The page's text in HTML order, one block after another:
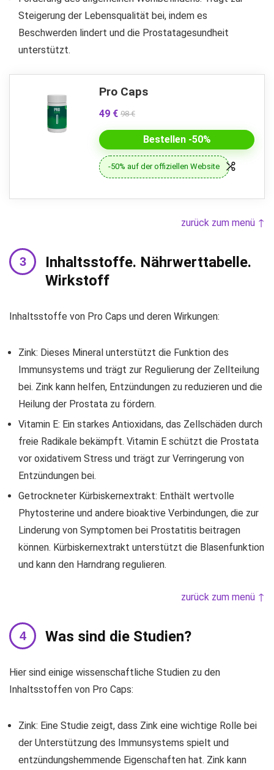
Steigerung der Lebensqualität bei, indem es
Beschwerden lindert und die Prostatagesundheit
unterstützt.
Pro Caps
49 € 98 €
Bestellen -50%
-50% auf der offiziellen Website
zurück zum menü ↑
Inhaltsstoffe. Nährwerttabelle.
Wirkstoff
Inhaltsstoffe von Pro Caps und deren Wirkungen:
Zink: Dieses Mineral unterstützt die Funktion des
Immunsystems und trägt zur Regulierung der Zellteilung
bei. Zink kann helfen, Entzündungen zu reduzieren und die
Heilung der Prostata zu fördern.
Vitamin E: Ein starkes Antioxidans, das Zellschäden durch
freie Radikale bekämpft. Vitamin E schützt die Prostata
vor oxidativem Stress und trägt zur Verringerung von
Entzündungen bei.
Getrockneter Kürbiskernextrakt: Enthält wertvolle
Phytosterine und andere bioaktive Verbindungen, die zur
Linderung von Symptomen bei Prostatitis beitragen
können. Kürbiskernextrakt unterstützt die Blasenfunktion
und kann den Harndrang regulieren.
zurück zum menü ↑
Was sind die Studien?
Hier sind einige wissenschaftliche Studien zu den
Inhaltsstoffen von Pro Caps:
Zink: Eine Studie zeigt, dass Zink eine wichtige Rolle bei
der Unterstützung des Immunsystems spielt und
entzündungshemmende Eigenschaften hat. Zink kann